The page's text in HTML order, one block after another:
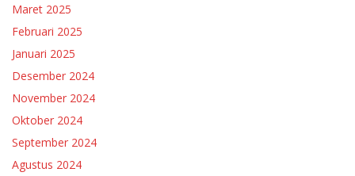
Maret 2025
Februari 2025
Januari 2025
Desember 2024
November 2024
Oktober 2024
September 2024
Agustus 2024